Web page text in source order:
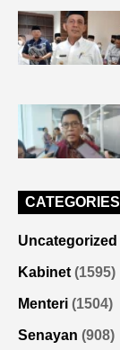
CATEGORIES
Uncategorized
Kabinet (1595)
Menteri (1504)
Senayan (908)